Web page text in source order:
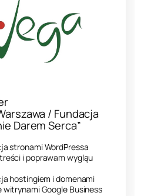
/ Fundacja
Darem Serca”
stronami WordPressa
i poprawam wygląu
hostingiem i domenami
witrynami Google Business